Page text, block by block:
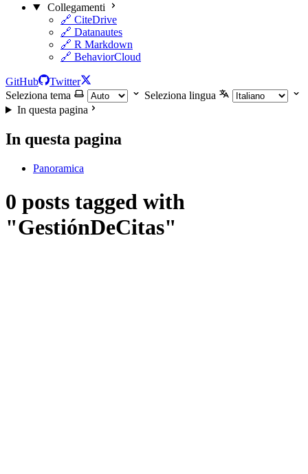
Collegamenti
🔗 CiteDrive
🔗 Datanautes
🔗 R Markdown
🔗 BehaviorCloud
GitHub
Twitter
Seleziona tema
Seleziona lingua
In questa pagina
In questa pagina
Panoramica
0 posts tagged with
"GestiónDeCitas"